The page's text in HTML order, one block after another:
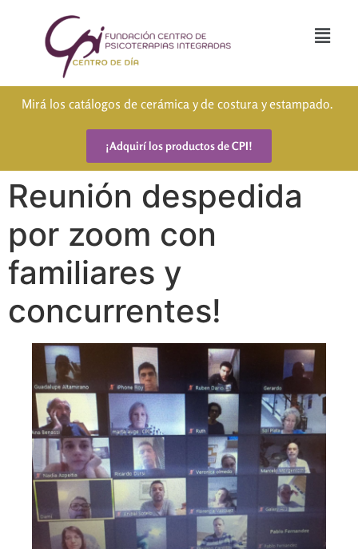
Mirá los catálogos de cerámica y de costura y estampado.
¡Adquirí los productos de CPI!
Reunión despedida
por zoom con
familiares y
concurrentes!